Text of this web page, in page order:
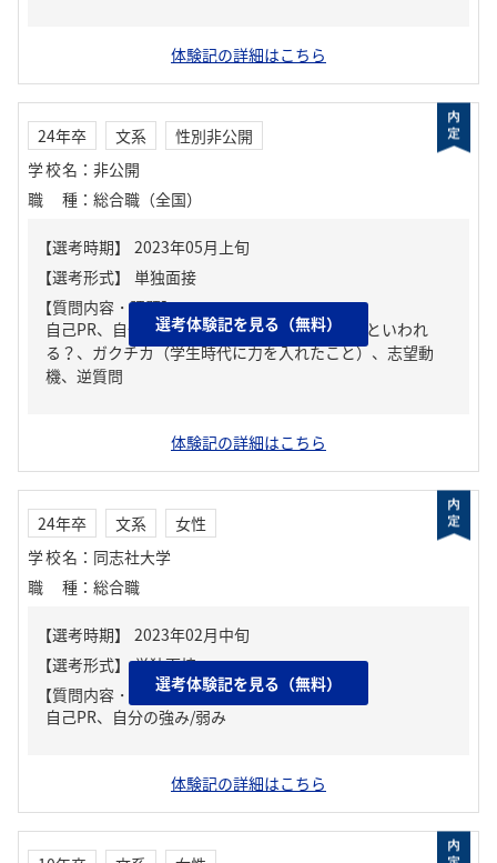
体験記の詳細はこちら
24年卒 文系
性別非公開
学校名 ： 非公開
職種 ： 総合職（全国）
【質問内容・課題】
自己PR、自分の強み/弱み、周りからどんな人といわれ
る？、ガクチカ（学生時代に力を入れたこと）、志望動
機、逆質問
選考体験記を見る（無料）
体験記の詳細はこちら
24年卒 文系
女性
学校名 ： 同志社大学
職種 ： 総合職
【質問内容・課題】
自己PR、自分の強み/弱み
選考体験記を見る（無料）
体験記の詳細はこちら